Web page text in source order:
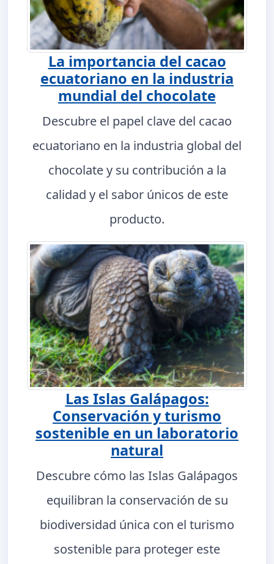
La importancia del cacao
ecuatoriano en la industria
mundial del chocolate
Descubre el papel clave del cacao
ecuatoriano en la industria global del
chocolate y su contribución a la
calidad y el sabor únicos de este
producto.
Las Islas Galápagos:
Conservación y turismo
sostenible en un laboratorio
natural
Descubre cómo las Islas Galápagos
equilibran la conservación de su
biodiversidad única con el turismo
sostenible para proteger este